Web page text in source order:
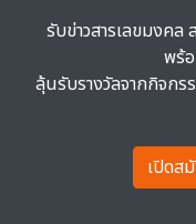
รับข่าวสารเลขมงคล
พร้
ลุ้นรับรางวัลจากกิจกร
เปิดส